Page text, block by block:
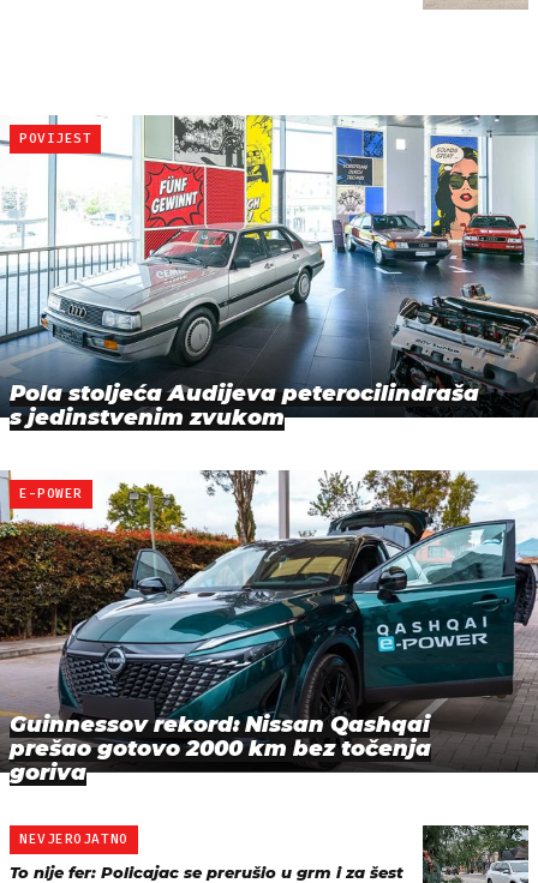
POVIJEST
Pola stoljeća Audijeva peterocilindraša
s jedinstvenim zvukom
E-POWER
Guinnessov rekord: Nissan Qashqai
prešao gotovo 2000 km bez točenja
goriva
NEVJEROJATNO
To nije fer: Policajac se prerušio u grm i za šest